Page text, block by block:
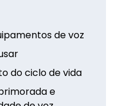
de voz
do ciclo de vida
e